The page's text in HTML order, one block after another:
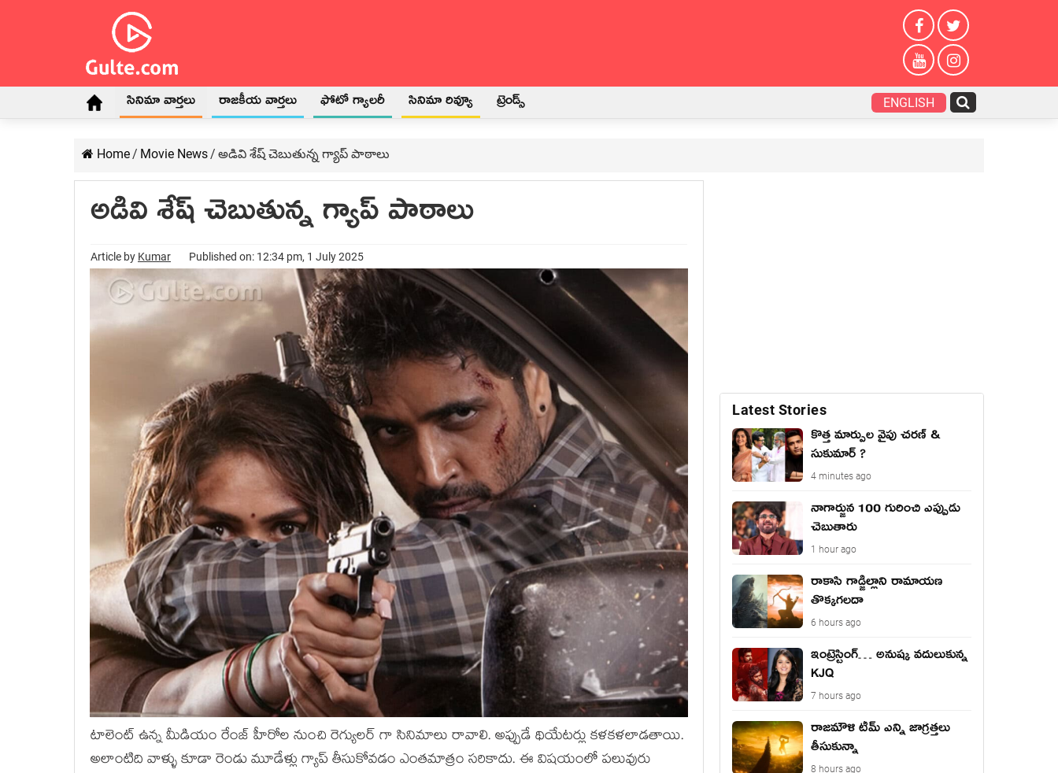
సినిమా వార్తలు రాజకీయ వార్తలు ఫోటో గ్యాలరీ సినిమా రివ్యూ ట్రెండ్స్ ENGLISH
Home/ Movie News/ అడివి శేష్ చెబుతున్న గ్యాప్ పాఠాలు
అడివి శేష్ చెబుతున్న గ్యాప్ పాఠాలు
Article by Kumar Published on: 12:34 pm, 1 July 2025
టాలెంట్ ఉన్న మీడియం రేంజ్ హీరోల నుంచి రెగ్యులర్ గా సినిమాలు రావాలి. అప్పుడే థియేటర్లు కళకళలాడతాయి.
అలాంటిది వాళ్ళు కూడా రెండు మూడేళ్లు గ్యాప్ తీసుకోవడం ఎంతమాత్రం సరికాదు. ఈ విషయంలో పలువురు
Latest Stories
కొత్త మార్పుల వైపు చరణ్ &
సుకుమార్ ?
4 minutes ago
నాగార్జున 100 గురించి ఎప్పుడు
చెబుతారు
1 hour ago
రాకాసి గాడ్జిల్లాని రామాయణ
తొక్కగలదా
6 hours ago
ఇంట్రెస్టింగ్… అనుష్క వదులుకున్న
KJQ
7 hours ago
రాజమౌళి టీమ్ ఎన్ని జాగ్రత్తలు
తీసుకున్నా
8 hours ago